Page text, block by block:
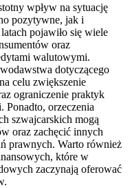
wpływ na sytuację
pozytywne, jak i
pojawiło się wiele
oraz
walutowymi.
dotyczącego
celu zwiększenie
ograniczenie praktyk
Ponadto, orzeczenia
szwajcarskich mogą
oraz zachęcić innych
prawnych. Warto również
które w
zaczynają oferować